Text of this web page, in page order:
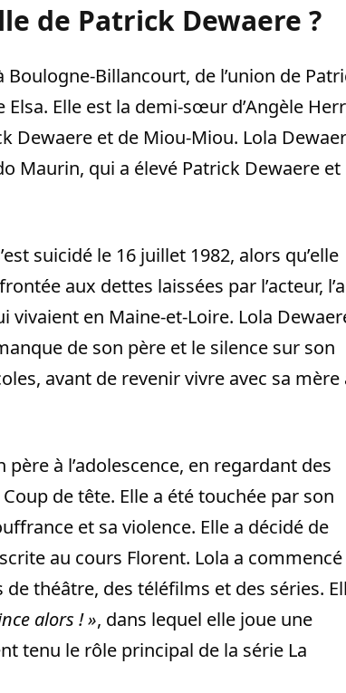
de Patrick Dewaere ?
Billancourt, de l’union de
Elsa. Elle est la demi-sœur d’Angèle
Dewaere et de Miou-Miou. Lola
Maurin, qui a élevé Patrick Dewaere et
suicidé le 16 juillet 1982, alors qu’elle
aux dettes laissées par l’acteur, l’a
en Maine-et-Loire. Lola
de son père et le silence sur son
avant de revenir vivre avec sa mère
à l’adolescence, en regardant des
de tête. Elle a été touchée par son
et sa violence. Elle a décidé de
au cours Florent. Lola a commencé
théâtre, des téléfilms et des séries.
alors ! », dans lequel elle joue une
tenu le rôle principal de la série La